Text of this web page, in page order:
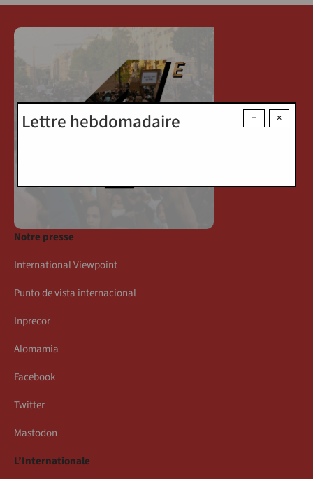
×
−
Lettre hebdomadaire
Notre presse
International Viewpoint
Punto de vista internacional
Inprecor
Alomamia
Facebook
Twitter
Mastodon
L’Internationale